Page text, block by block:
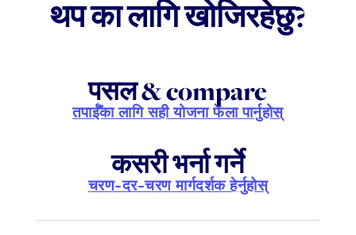
थप का लागि खोजिरहेछु?
पसल & compare
तपाईँका लागि सही योजना फेला पार्नुहोस्
कसरी भर्ना गर्ने
चरण-दर-चरण मार्गदर्शक हेर्नुहोस्